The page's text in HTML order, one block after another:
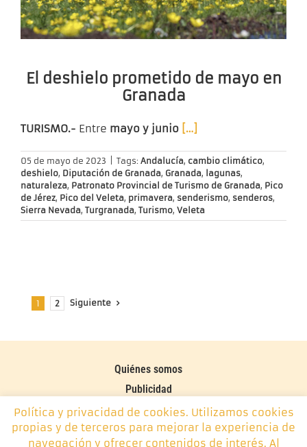
El deshielo prometido de mayo en
Granada
TURISMO.- Entre mayo y junio […]
05 de mayo de 2023 Tags: Andalucía, cambio climático,
deshielo, Diputación de Granada, Granada, lagunas,
naturaleza, Patronato Provincial de Turismo de Granada, Pico
de Jérez, Pico del Veleta, primavera, senderismo, senderos,
Sierra Nevada, Turgranada, Turismo, Veleta
1 2 Siguiente
Quiénes somos
Publicidad
Contacto
Política de cookies
Política y privacidad de cookies. Utilizamos cookies
propias y de terceros para mejorar la experiencia de
navegación y ofrecer contenidos de interés. Al